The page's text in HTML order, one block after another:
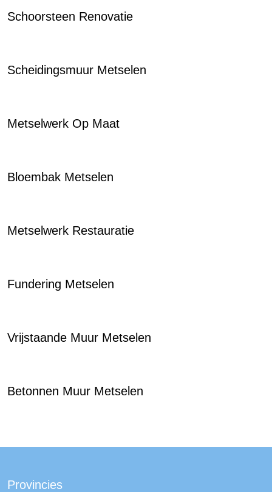
Schoorsteen Renovatie
Scheidingsmuur Metselen
Metselwerk Op Maat
Bloembak Metselen
Metselwerk Restauratie
Fundering Metselen
Vrijstaande Muur Metselen
Betonnen Muur Metselen
Provincies